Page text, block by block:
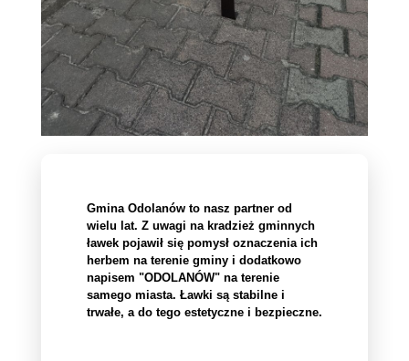
Gmina Odolanów to nasz partner od
wielu lat. Z uwagi na kradzież gminnych
ławek pojawił się pomysł oznaczenia ich
herbem na terenie gminy i dodatkowo
napisem "ODOLANÓW" na terenie
samego miasta. Ławki są stabilne i
trwałe, a do tego estetyczne i bezpieczne.